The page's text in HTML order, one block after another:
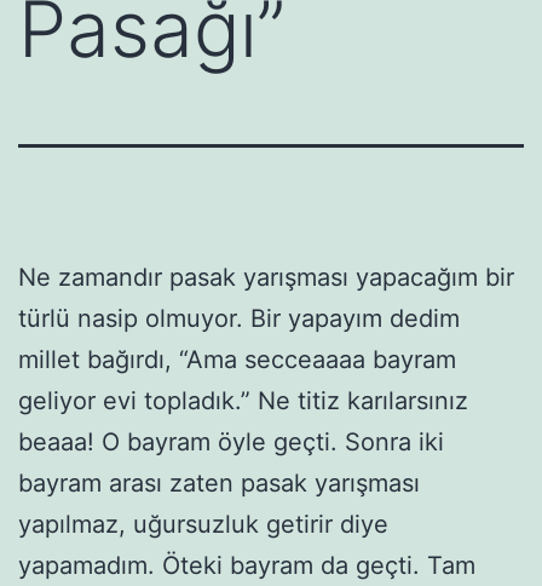
Pasağı”
Ne zamandır pasak yarışması yapacağım bir
türlü nasip olmuyor. Bir yapayım dedim
millet bağırdı, “Ama secceaaaa bayram
geliyor evi topladık.” Ne titiz karılarsınız
beaaa! O bayram öyle geçti. Sonra iki
bayram arası zaten pasak yarışması
yapılmaz, uğursuzluk getirir diye
yapamadım. Öteki bayram da geçti. Tam